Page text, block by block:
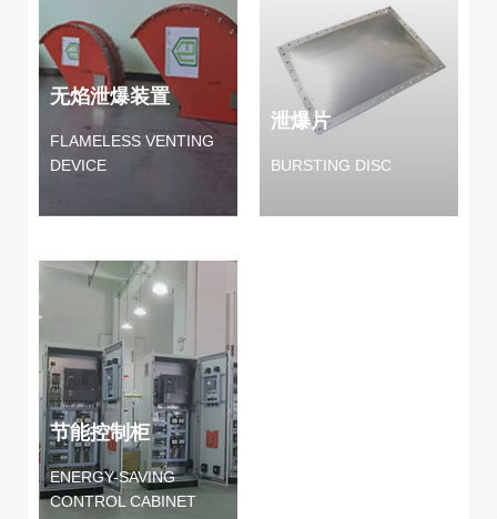
无焰泄爆装置
FLAMELESS VENTING
DEVICE
泄爆片
BURSTING DISC
节能控制柜
ENERGY-SAVING
CONTROL CABINET